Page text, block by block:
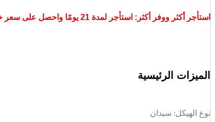
استأجر أكثر ووفر أكثر: استأجر لمدة 21 يومًا واحصل على سعر خاص.
الميزات الرئيسية
نوع الهيكل: سيدان